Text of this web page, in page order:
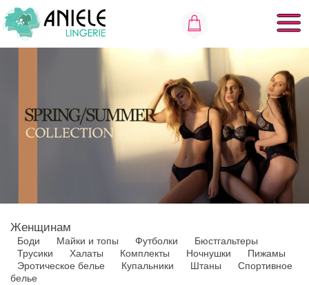
Женщинам
Боди Майки и топы Футболки
Бюстгальтеры
Трусики
Халаты Комплекты Ночнушки
Пижамы
Эротическое белье
Купальники Штаны
Спортивное
белье